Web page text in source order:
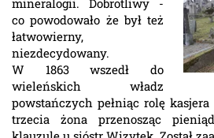
mineralogii. Dobrotliwy -
co powodowało że był też
łatwowierny,
niezdecydowany.
W 1863 wszedł do
wieleńskich władz
powstańczych pełniąc rolę
trzecia żona przenosząc